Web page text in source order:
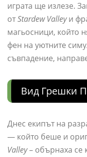
играта ще излезе.
отStardew Valleyи
магьосници, който
фен на уютните
съвпадение,
Вид Грешки
Днес екипът на
— който беше и
Valley– обърнаха се